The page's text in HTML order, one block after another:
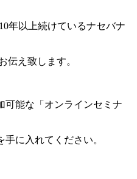
年以上続けているナセバナ
伝え致します。
可能な「オンラインセミナ
手に入れてください。